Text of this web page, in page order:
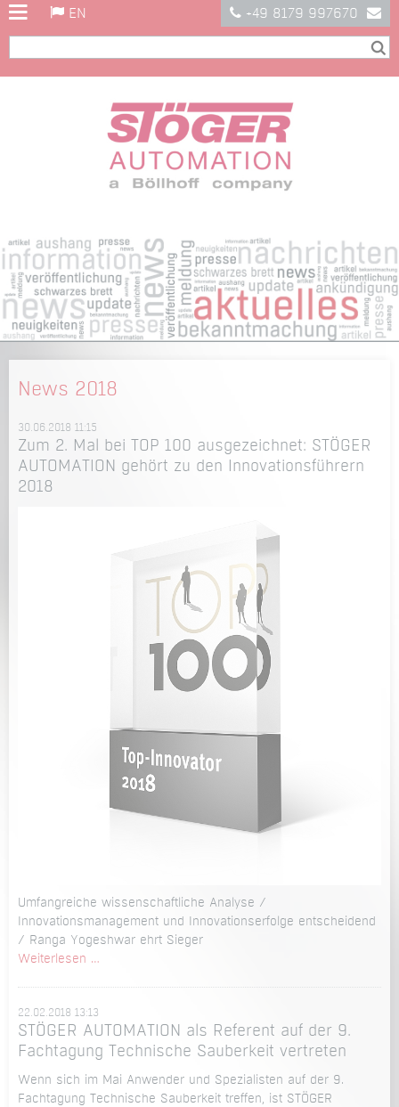
EN +49 8179 997670
News 2018
30.06.2018 11:15
Zum 2. Mal bei TOP 100 ausgezeichnet: STÖGER
AUTOMATION gehört zu den Innovationsführern
2018
Umfangreiche wissenschaftliche Analyse /
Innovationsmanagement und Innovationserfolge entscheidend
/ Ranga Yogeshwar ehrt Sieger
Weiterlesen …
TOP
100
22.02.2018 13:13
STÖGER AUTOMATION als Referent auf der 9.
Fachtagung Technische Sauberkeit vertreten
Wenn sich im Mai Anwender und Spezialisten auf der 9.
Fachtagung Technische Sauberkeit treffen, ist STÖGER